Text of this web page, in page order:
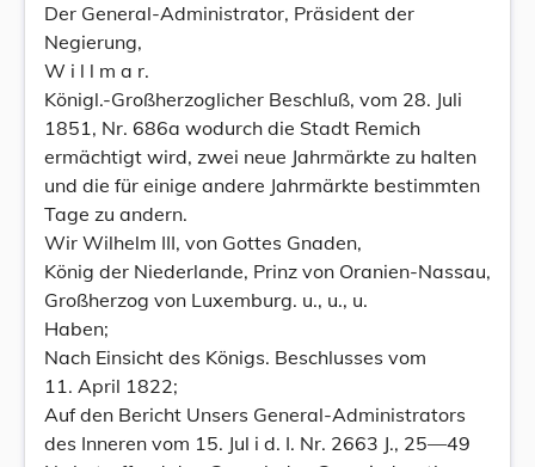
Der General-Administrator, Präsident der
Negierung,
W i l l m a r.
Königl.-Großherzoglicher Beschluß, vom 28. Juli
1851, Nr. 686a wodurch die Stadt Remich
ermächtigt wird, zwei neue Jahrmärkte zu halten
und die für einige andere Jahrmärkte bestimmten
Tage zu andern.
Wir Wilhelm III, von Gottes Gnaden,
König der Niederlande, Prinz von Oranien-Nassau,
Großherzog von Luxemburg. u., u., u.
Haben;
Nach Einsicht des Königs. Beschlusses vom
11. April 1822;
Auf den Bericht Unsers General-Administrators
des Inneren vom 15. Jul i d. I. Nr. 2663 J., 25—49